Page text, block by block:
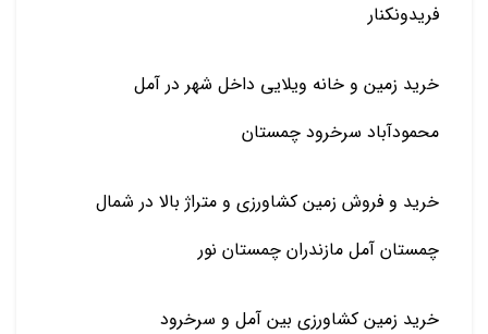
فریدونکنار
خرید زمین و خانه ویلایی داخل شهر در آمل
محمودآباد سرخرود چمستان
خرید و فروش زمین کشاورزی و متراژ بالا در شمال
چمستان آمل مازندران چمستان نور
خرید زمین کشاورزی بین آمل و سرخرود